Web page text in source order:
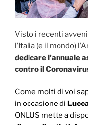
Visto i recenti
l’Italia (e il mondo)
dedicare l’annuale
contro il
Come molti di voi
in occasione di
ONLUS mette a